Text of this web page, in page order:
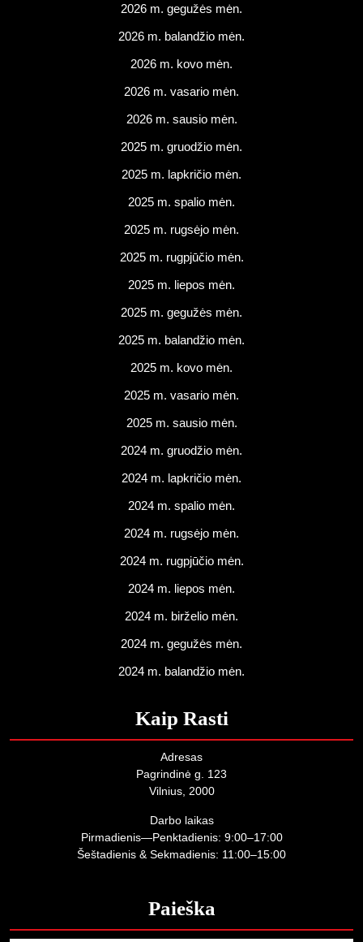
2026 m. gegužės mėn.
2026 m. balandžio mėn.
2026 m. kovo mėn.
2026 m. vasario mėn.
2026 m. sausio mėn.
2025 m. gruodžio mėn.
2025 m. lapkričio mėn.
2025 m. spalio mėn.
2025 m. rugsėjo mėn.
2025 m. rugpjūčio mėn.
2025 m. liepos mėn.
2025 m. gegužės mėn.
2025 m. balandžio mėn.
2025 m. kovo mėn.
2025 m. vasario mėn.
2025 m. sausio mėn.
2024 m. gruodžio mėn.
2024 m. lapkričio mėn.
2024 m. spalio mėn.
2024 m. rugsėjo mėn.
2024 m. rugpjūčio mėn.
2024 m. liepos mėn.
2024 m. birželio mėn.
2024 m. gegužės mėn.
2024 m. balandžio mėn.
Kaip Rasti
Adresas
Pagrindinė g. 123
Vilnius, 2000
Darbo laikas
Pirmadienis—Penktadienis: 9:00–17:00
Šeštadienis & Sekmadienis: 11:00–15:00
Paieška